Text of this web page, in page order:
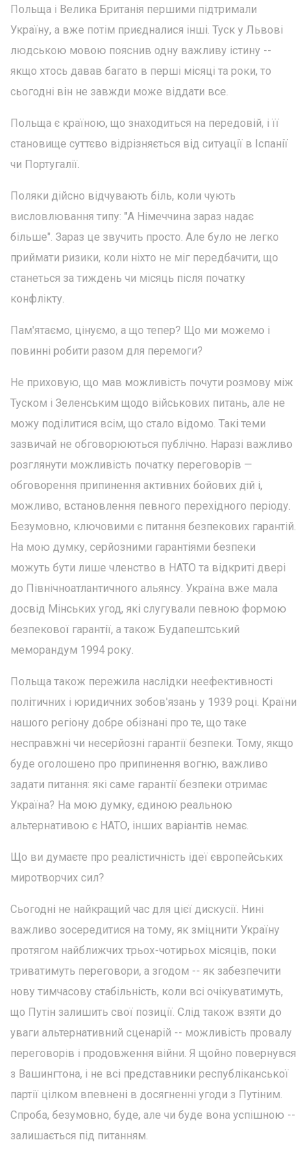
Польща і Велика Британія першими підтримали
Україну, а вже потім приєдналися інші. Туск у Львові
людською мовою пояснив одну важливу істину --
якщо хтось давав багато в перші місяці та роки, то
сьогодні він не завжди може віддати все.
Польща є країною, що знаходиться на передовій, і її
становище суттєво відрізняється від ситуації в Іспанії
чи Португалії.
Поляки дійсно відчувають біль, коли чують
висловлювання типу: "А Німеччина зараз надає
більше". Зараз це звучить просто. Але було не легко
приймати ризики, коли ніхто не міг передбачити, що
станеться за тиждень чи місяць після початку
конфлікту.
Пам'ятаємо, цінуємо, а що тепер? Що ми можемо і
повинні робити разом для перемоги?
Не приховую, що мав можливість почути розмову між
Туском і Зеленським щодо військових питань, але не
можу поділитися всім, що стало відомо. Такі теми
зазвичай не обговорюються публічно. Наразі важливо
розглянути можливість початку переговорів —
обговорення припинення активних бойових дій і,
можливо, встановлення певного перехідного періоду.
Безумовно, ключовими є питання безпекових гарантій.
На мою думку, серйозними гарантіями безпеки
можуть бути лише членство в НАТО та відкриті двері
до Північноатлантичного альянсу. Україна вже мала
досвід Мінських угод, які слугували певною формою
безпекової гарантії, а також Будапештський
меморандум 1994 року.
Польща також пережила наслідки неефективності
політичних і юридичних зобов'язань у 1939 році. Країни
нашого регіону добре обізнані про те, що таке
несправжні чи несерйозні гарантії безпеки. Тому, якщо
буде оголошено про припинення вогню, важливо
задати питання: які саме гарантії безпеки отримає
Україна? На мою думку, єдиною реальною
альтернативою є НАТО, інших варіантів немає.
Що ви думаєте про реалістичність ідеї європейських
миротворчих сил?
Сьогодні не найкращий час для цієї дискусії. Нині
важливо зосередитися на тому, як зміцнити Україну
протягом найближчих трьох-чотирьох місяців, поки
триватимуть переговори, а згодом -- як забезпечити
нову тимчасову стабільність, коли всі очікуватимуть,
що Путін залишить свої позиції. Слід також взяти до
уваги альтернативний сценарій -- можливість провалу
переговорів і продовження війни. Я щойно повернувся
з Вашингтона, і не всі представники республіканської
партії цілком впевнені в досягненні угоди з Путіним.
Спроба, безумовно, буде, але чи буде вона успішною --
залишається під питанням.